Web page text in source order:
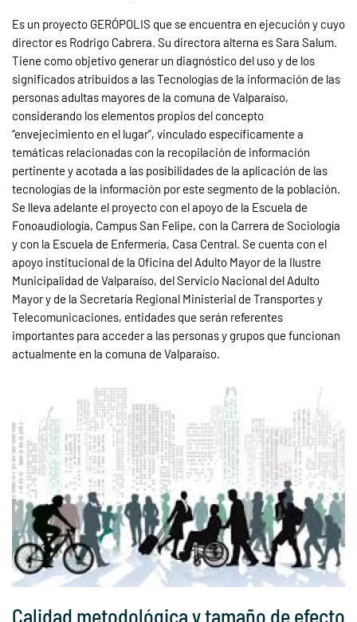
Es un proyecto GERÓPOLIS que se encuentra en ejecución y cuyo
director es Rodrigo Cabrera. Su directora alterna es Sara Salum.
Tiene como objetivo generar un diagnóstico del uso y de los
significados atribuidos a las Tecnologías de la información de las
personas adultas mayores de la comuna de Valparaíso,
considerando los elementos propios del concepto
“envejecimiento en el lugar”, vinculado específicamente a
temáticas relacionadas con la recopilación de información
pertinente y acotada a las posibilidades de la aplicación de las
tecnologías de la información por este segmento de la población.
Se lleva adelante el proyecto con el apoyo de la Escuela de
Fonoaudiología, Campus San Felipe, con la Carrera de Sociología
y con la Escuela de Enfermería, Casa Central. Se cuenta con el
apoyo institucional de la Oficina del Adulto Mayor de la Ilustre
Municipalidad de Valparaíso, del Servicio Nacional del Adulto
Mayor y de la Secretaría Regional Ministerial de Transportes y
Telecomunicaciones, entidades que serán referentes
importantes para acceder a las personas y grupos que funcionan
actualmente en la comuna de Valparaíso.
Calidad metodológica y tamaño de efecto